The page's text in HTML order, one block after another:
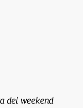
del weekend